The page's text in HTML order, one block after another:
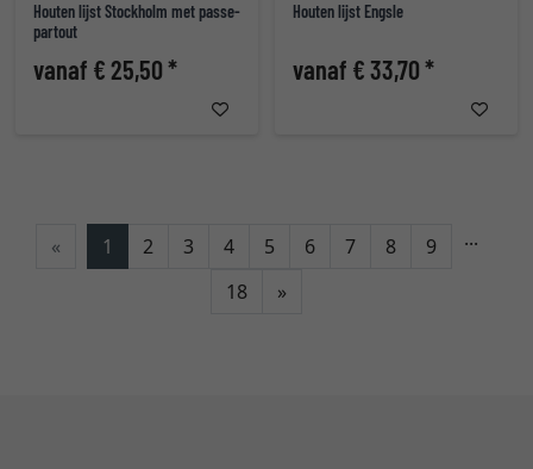
Houten lijst Stockholm met passe-
partout
vanaf € 25,50 *
Houten lijst Engsle
vanaf € 33,70 *
« 1 2 3 4 5 6 7 8 9 ...
18 »Verder